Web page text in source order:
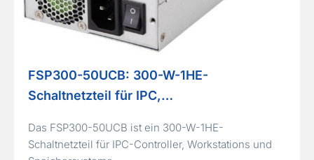
FSP300-50UCB: 300-W-1HE-
Schaltnetzteil für IPC,…
Das FSP300-50UCB ist ein 300-W-1HE-
Schaltnetzteil für IPC-Controller, Workstations und